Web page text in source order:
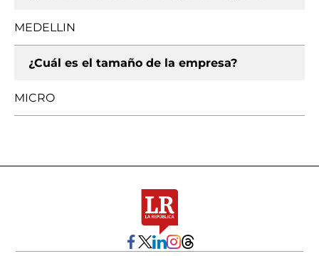
MEDELLIN
¿Cuál es el tamaño de la empresa?
MICRO